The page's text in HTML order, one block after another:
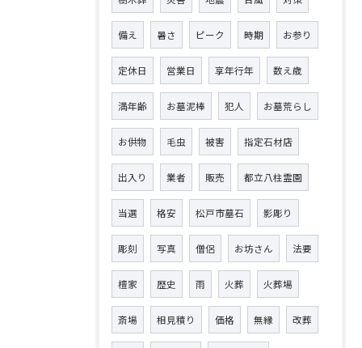
備え 暑さ ピーク 時期 お参り
定休日 営業日 享年行年 数え歳
満年齢 お墓泥棒 犯人 お墓荒らし
お供物 毛虫 被害 指定石材店
出入り 業者 販売 都立八柱霊園
当選 格安 松戸市墓石 影彫り
彫刻 写真 僧侶 お坊さん 法要
檀家 歴史 雨 火葬 火葬場
斎場 相見積り 価格 無縁 改葬